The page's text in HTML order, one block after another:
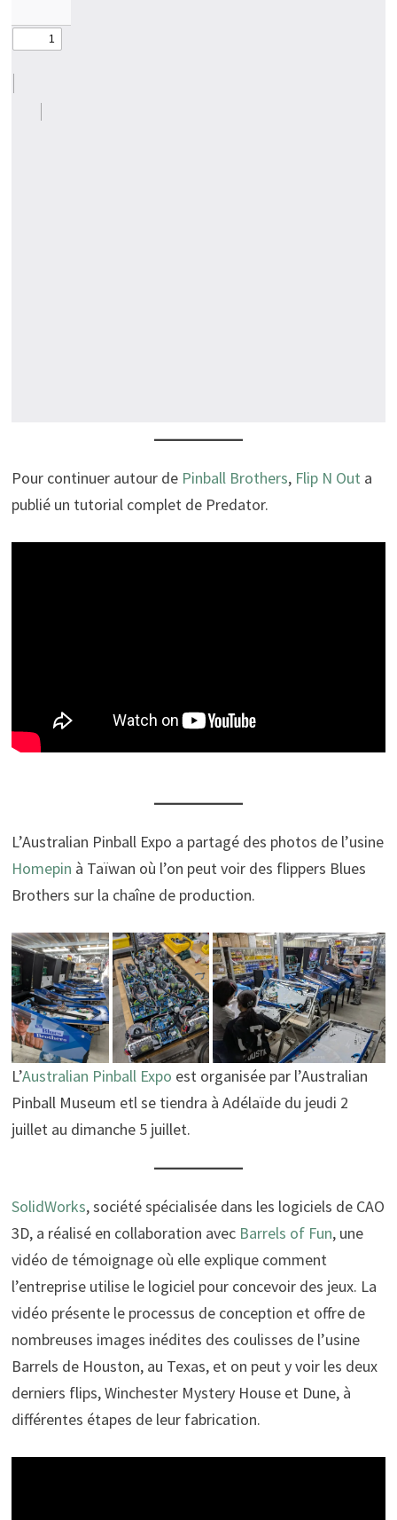
Pour continuer autour de Pinball Brothers, Flip N Out a
publié un tutorial complet de Predator.
L’Australian Pinball Expo a partagé des photos de l’usine
Homepin à Taïwan où l’on peut voir des flippers Blues
Brothers sur la chaîne de production.
L’Australian Pinball Expo est organisée par l’Australian
Pinball Museum etl se tiendra à Adélaïde du jeudi 2
juillet au dimanche 5 juillet.
SolidWorks, société spécialisée dans les logiciels de CAO
3D, a réalisé en collaboration avec Barrels of Fun, une
vidéo de témoignage où elle explique comment
l’entreprise utilise le logiciel pour concevoir des jeux. La
vidéo présente le processus de conception et offre de
nombreuses images inédites des coulisses de l’usine
Barrels de Houston, au Texas, et on peut y voir les deux
derniers flips, Winchester Mystery House et Dune, à
différentes étapes de leur fabrication.